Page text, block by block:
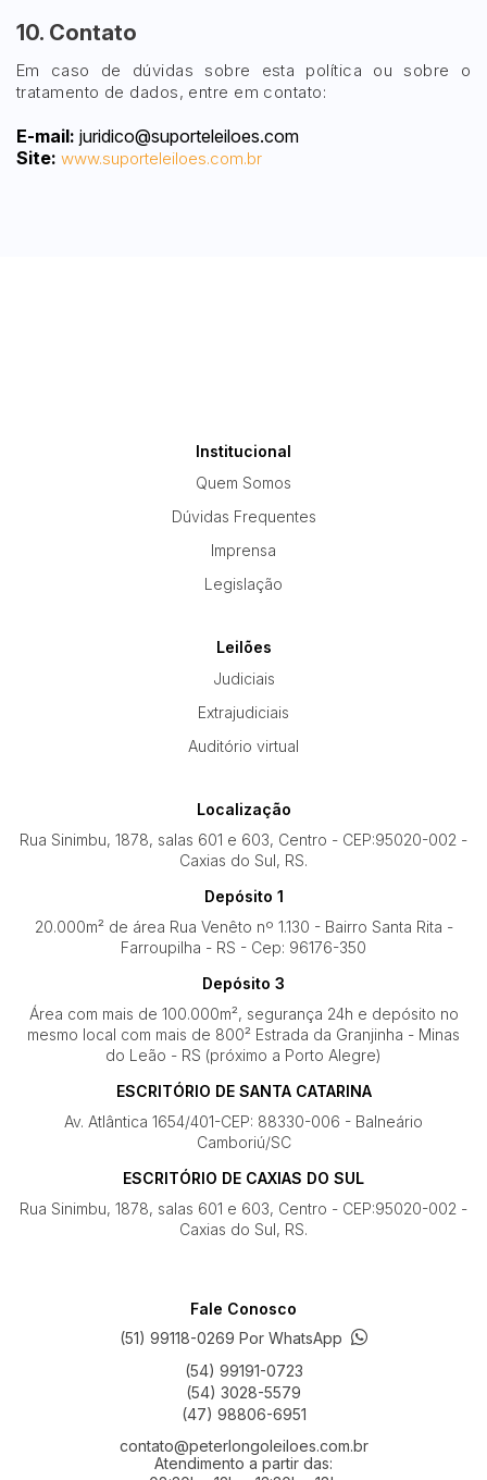
10. Contato
Em caso de dúvidas sobre esta política ou sobre o
tratamento de dados, entre em contato:
E-mail: juridico@suporteleiloes.com
Site: www.suporteleiloes.com.br
Institucional
Quem Somos
Dúvidas Frequentes
Imprensa
Legislação
Leilões
Judiciais
Extrajudiciais
Auditório virtual
Localização
Rua Sinimbu, 1878, salas 601 e 603, Centro - CEP:95020-002 -
Caxias do Sul, RS.
Depósito 1
20.000m² de área Rua Venêto nº 1.130 - Bairro Santa Rita -
Farroupilha - RS - Cep: 96176-350
Depósito 3
Área com mais de 100.000m², segurança 24h e depósito no
mesmo local com mais de 800² Estrada da Granjinha - Minas
do Leão - RS (próximo a Porto Alegre)
ESCRITÓRIO DE SANTA CATARINA
Av. Atlântica 1654/401-CEP: 88330-006 - Balneário
Camboriú/SC
ESCRITÓRIO DE CAXIAS DO SUL
Rua Sinimbu, 1878, salas 601 e 603, Centro - CEP:95020-002 -
Caxias do Sul, RS.
Fale Conosco
(51) 99118-0269 Por WhatsApp
(54) 99191-0723
(54) 3028-5579
(47) 98806-6951
contato@peterlongoleiloes.com.br
Atendimento a partir das: